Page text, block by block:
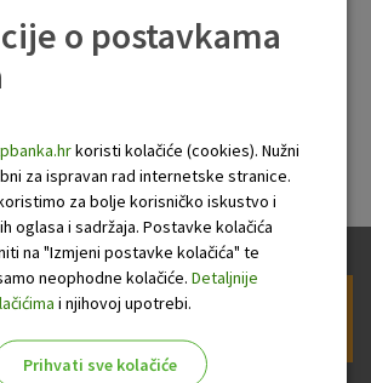
financijsko
financijsko izvješće.pdf
OTP banke
o postavkama
koristi kolačiće (cookies). Nužni
za ispravan rad internetske stranice.
za bolje korisničko iskustvo i
oglasa i sadržaja. Postavke kolačića
na "Izmjeni postavke kolačića" te
neophodne kolačiće. Detaljnije
i njihovoj upotrebi.
Prihvati sve kolačiće